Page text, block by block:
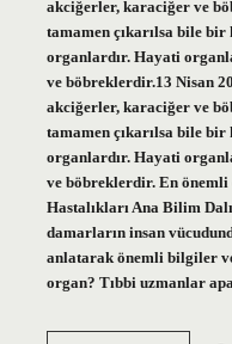
akciğerler, karaciğer ve
tamamen çıkarılsa bile bir
organlardır. Hayati
ve böbreklerdir.13 Nisan
akciğerler, karaciğer ve
tamamen çıkarılsa bile bir
organlardır. Hayati
ve böbreklerdir. En
Hastalıkları Ana Bilim
damarların insan
anlatarak önemli bilgiler
organ? Tıbbi uzmanlar